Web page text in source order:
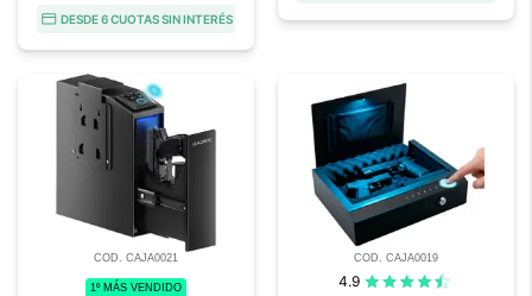
DESDE 6 CUOTAS SIN INTERÉS
COD. CAJA0021
1º MÁS VENDIDO
COD. CAJA0019
4.9